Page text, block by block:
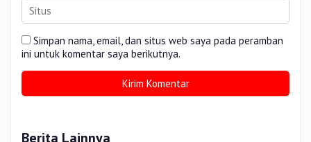
Simpan nama, email, dan situs web saya pada peramban
ini untuk komentar saya berikutnya.
Berita Lainnya